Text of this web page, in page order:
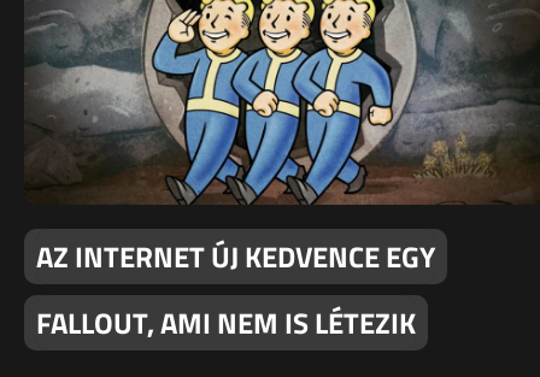
AZ INTERNET ÚJ KEDVENCE EGY
FALLOUT, AMI NEM IS LÉTEZIK